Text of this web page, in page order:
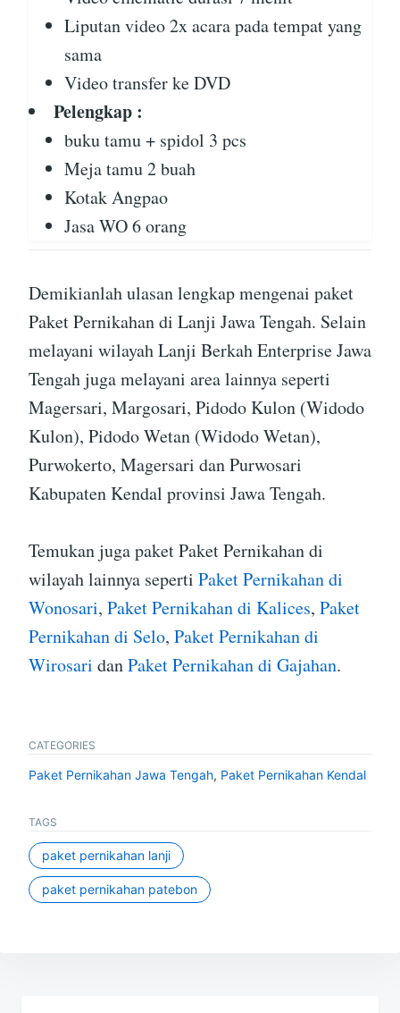
Liputan video 2x acara pada tempat yang
sama
Video transfer ke DVD
Pelengkap :
buku tamu + spidol 3 pcs
Meja tamu 2 buah
Kotak Angpao
Jasa WO 6 orang
Demikianlah ulasan lengkap mengenai paket
Paket Pernikahan di Lanji Jawa Tengah. Selain
melayani wilayah Lanji Berkah Enterprise Jawa
Tengah juga melayani area lainnya seperti
Magersari, Margosari, Pidodo Kulon (Widodo
Kulon), Pidodo Wetan (Widodo Wetan),
Purwokerto, Magersari dan Purwosari
Kabupaten Kendal provinsi Jawa Tengah.
Temukan juga paket Paket Pernikahan di
wilayah lainnya seperti Paket Pernikahan di
Wonosari, Paket Pernikahan di Kalices, Paket
Pernikahan di Selo, Paket Pernikahan di
Wirosari danPaket Pernikahan di Gajahan.
CATEGORIES
Paket Pernikahan Jawa Tengah, Paket Pernikahan Kendal
TAGS
paket pernikahan lanji
paket pernikahan patebon